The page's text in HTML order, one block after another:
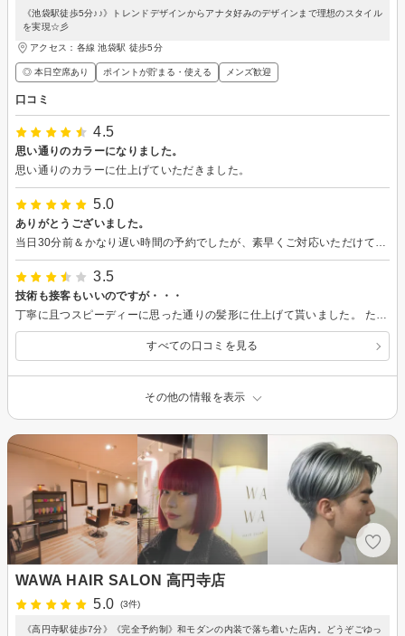
《池袋駅徒歩5分♪♪》トレンドデザインからアナタ好みのデザインまで理想のスタイル
を実現☆彡
アクセス：各線 池袋駅 徒歩5分
◎ 本日空席あり ポイントが貯まる・使える メンズ歓迎
口コミ
4.5
思い通りのカラーになりました。
思い通りのカラーに仕上げていただきました。
5.0
ありがとうございました。
当日30分前＆かなり遅い時間の予約でしたが、素早くご対応いただけて助かりました。 施術も特に気になることはありませんでした。
3.5
技術も接客もいいのですが・・・
丁寧に且つスピーディーに思った通りの髪形に仕上げて貰いました。 ただ以下の点が気になります。 シャンプーはクチコミ書く約束で無料ではないのでしょうか？？ 有料と言われたので断りましたが・・・ それとも無料シャンプーは次回からでしょうか？？ 下記は予約完了メール一部抜粋です ■サロンからの質問： ご新規の方に限りサービス向上の為、ご来店後に口コミを投稿して頂ける方に 【頭皮クレンジングクリームシャンプー】を無料で施術させて頂きます。 ※セットのお客様、カットメニューのみ、代理でのご予約をされたお客様は対象外となります。 書いて頂ける方は…A 書かれない方は …B のどちらかをご選択下さい。 当サイトの規約に従いご予約は必ずご本人がお願いします。 ■質問のご回答： A てな感じです。 見落としかもしれませんが思っていた内容の施術では無かったので サービスの点数は下げています。
すべての口コミを見る
その他の情報を表示
WAWA HAIR SALON 高円寺店
5.0
(3件)
《高円寺駅徒歩7分》《完全予約制》和モダンの内装で落ち着いた店内。どうぞごゆっ